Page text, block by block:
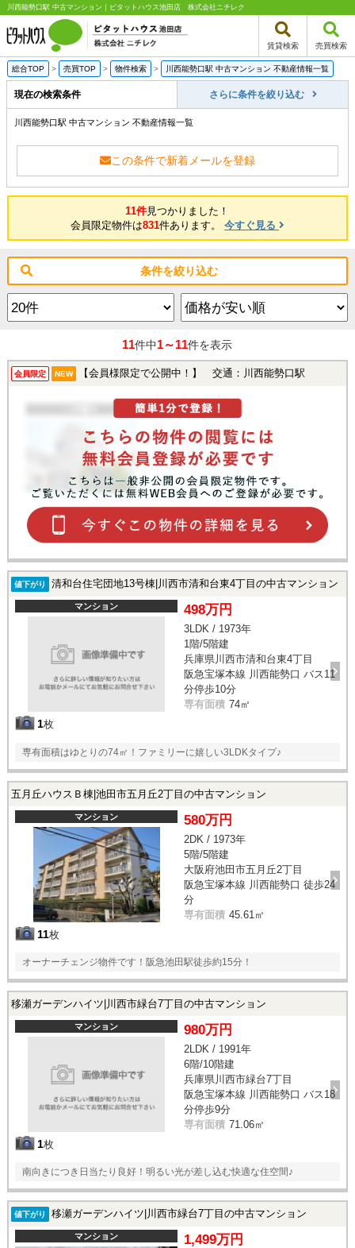
川西能勢口駅 中古マンション｜ピタットハウス池田店 株式会社ニチレク
賃貸検索 売買検索
総合TOP > 売買TOP > 物件検索 > 川西能勢口駅 中古マンション 不動産情報一覧
現在の検索条件 さらに条件を絞り込む
川西能勢口駅 中古マンション 不動産情報一覧
この条件で新着メールを登録
11件見つかりました！
会員限定物件は831件あります。 今すぐ見る
条件を絞り込む
11件中1～11件を表示
会員限定 NEW 【会員様限定で公開中！】 交通：川西能勢口駅
値下がり 清和台住宅団地13号棟|川西市清和台東4丁目の中古マンション
マンション
1枚
498万円
3LDK / 1973年
1階/5階建
兵庫県川西市清和台東4丁目
阪急宝塚本線 川西能勢口 バス11
分停歩10分
専有面積 74㎡
専有面積はゆとりの74㎡！ファミリーに嬉しい3LDKタイプ♪
五月丘ハウスＢ棟|池田市五月丘2丁目の中古マンション
マンション
11枚
580万円
2DK / 1973年
5階/5階建
大阪府池田市五月丘2丁目
阪急宝塚本線 川西能勢口 徒歩24
分
専有面積 45.61㎡
オーナーチェンジ物件です！阪急池田駅徒歩約15分！
移瀬ガーデンハイツ|川西市緑台7丁目の中古マンション
マンション
1枚
980万円
2LDK / 1991年
6階/10階建
兵庫県川西市緑台7丁目
阪急宝塚本線 川西能勢口 バス18
分停歩9分
専有面積 71.06㎡
南向きにつき日当たり良好！明るい光が差し込む快適な住空間♪
値下がり 移瀬ガーデンハイツ|川西市緑台7丁目の中古マンション
マンション 1,499万円